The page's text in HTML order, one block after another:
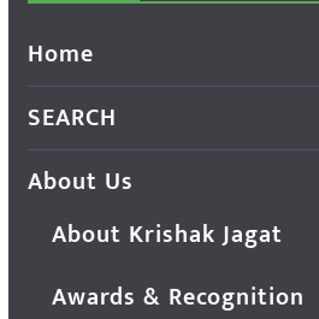
Home
SEARCH
About Us
About Krishak Jagat
Awards & Recognition